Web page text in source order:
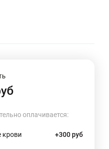
оплачивается:
крови +300 руб